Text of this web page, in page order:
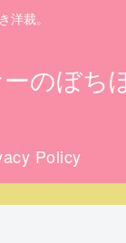
洋裁。
のぼち
Policy